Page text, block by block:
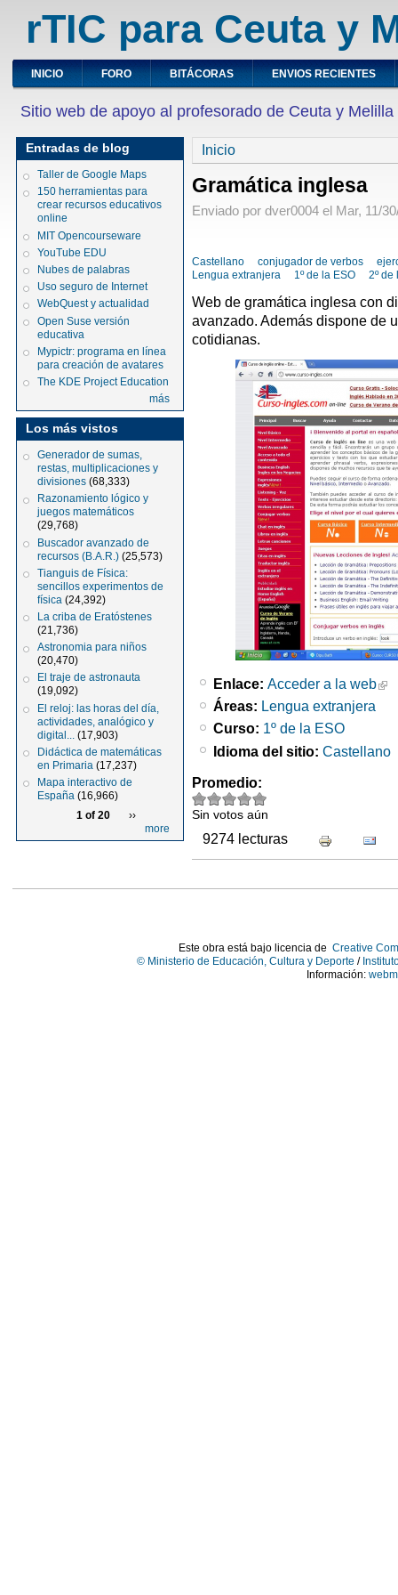
rTIC para Ceuta y
INICIO FORO BITÁCORAS ENVIOS RECIENTES
Sitio web de apoyo al profesorado de Ceuta y Melilla
Entradas de blog
Taller de Google Maps
150 herramientas para
crear recursos educativos
online
MIT Opencourseware
YouTube EDU
Nubes de palabras
Uso seguro de Internet
WebQuest y actualidad
Open Suse versión
educativa
Mypictr: programa en línea
para creación de avatares
The KDE Project Education
más
Los más vistos
Generador de sumas,
restas, multiplicaciones y
divisiones (68,333)
Razonamiento lógico y
juegos matemáticos
(29,768)
Buscador avanzado de
recursos (B.A.R.) (25,573)
Tianguis de Física:
sencillos experimentos de
física (24,392)
La criba de Eratóstenes
(21,736)
Astronomia para niños
(20,470)
El traje de astronauta
(19,092)
El reloj: las horas del día,
actividades, analógico y
digital...
(17,903)
Didáctica de matemáticas
en Primaria (17,237)
Mapa interactivo de
España (16,966)
1 of 20
››
more
Inicio
Gramática inglesa
Enviado por dver0004 el Mar, 11/
Castellano conjugador de verbos
Lengua extranjera
1º de la ESO 2º de
Web de gramática inglesa con
avanzado. Además dispone de
cotidianas.
Enlace:Acceder a la web
Áreas: Lengua extranjera
Curso: 1º de la ESO
Idioma del sitio:Castellano
Promedio:
Sin votos aún
9274 lecturas
Este obra está bajo licencia de Creative
© Ministerio de Educación, Cultura y Deporte /
Información: